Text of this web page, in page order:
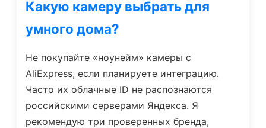
Какую камеру выбрать для
умного дома?
Не покупайте «ноунейм» камеры с
AliExpress, если планируете интеграцию.
Часто их облачные ID не распознаются
российскими серверами Яндекса. Я
рекомендую три проверенных бренда,